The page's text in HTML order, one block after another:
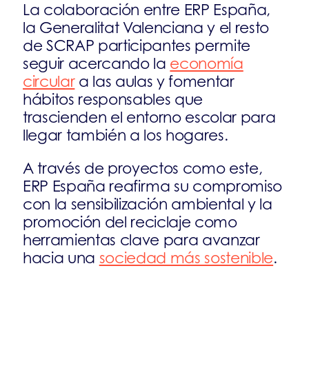
La colaboración entre ERP España,
la Generalitat Valenciana y el resto
de SCRAP participantes permite
seguir acercando la economía
circulara las aulas y fomentar
hábitos responsables que
trascienden el entorno escolar para
llegar también a los hogares.
A través de proyectos como este,
ERP España reafirma su compromiso
con la sensibilización ambiental y la
promoción del reciclaje como
herramientas clave para avanzar
hacia una sociedad más sostenible.